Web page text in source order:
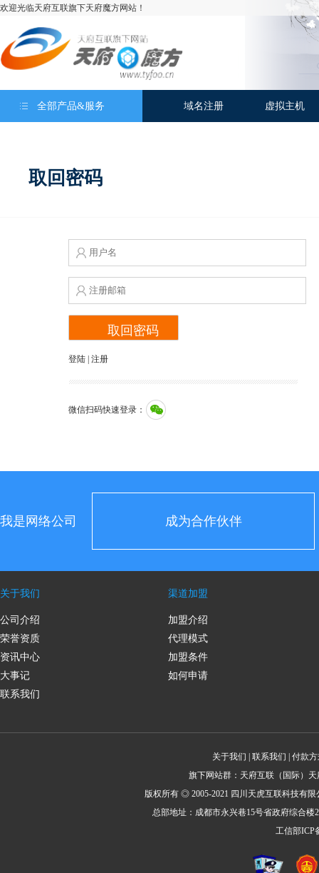
欢迎光临天府互联旗下天府魔方网站！
全部产品&服务 域名注册 虚拟主机
取回密码
登陆 注册
微信扫码快速登录：
我是网络公司 成为合作伙伴
关于我们
公司介绍
荣誉资质
资讯中心
大事记
联系我们
渠道加盟
加盟介绍
代理模式
加盟条件
如何申请
关于我们 联系我们
付款
旗下网站群： 天府互联 （国际） 天
版权所有 ◎ 2005-2021 四川天虎互联科技有
总部地址：成都市永兴巷15号省政府综合楼
工信部ICP